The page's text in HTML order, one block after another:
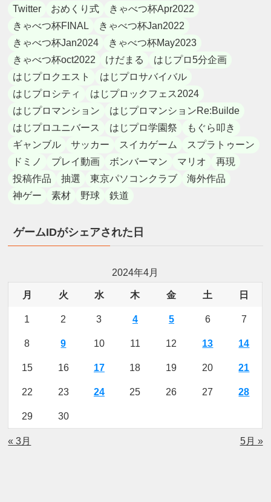
Twitter おめくり式
きゃべつ杯Apr2022
きゃべつ杯FINAL
きゃべつ杯Jan2022
きゃべつ杯Jan2024
きゃべつ杯May2023
きゃべつ杯oct2022
けだまる
はじプロ5分企画
はじプロクエスト
はじプロサバイバル
はじプロシティ
はじプロックフェス2024
はじプロマンション
はじプロマンションRe:Builde
はじプロユニバース
はじプロ学園祭
もぐら叩き
ギャンブル
サッカー スイカゲーム
スプラトゥーン
ドミノ
プレイ動画 ボンバーマン マリオ
再現
投稿作品
抽選 東京パソコンクラブ
海外作品
神ゲー
素材 野球 鉄道
ゲームIDがシェアされた日
2024年4月
月 火 水 木 金 土 日
1 2 3 4 5 6 7
8 9 10 11 12 13 14
15 16 17 18 19 20 21
22 23 24 25 26 27 28
29 30
« 3月 5月 »